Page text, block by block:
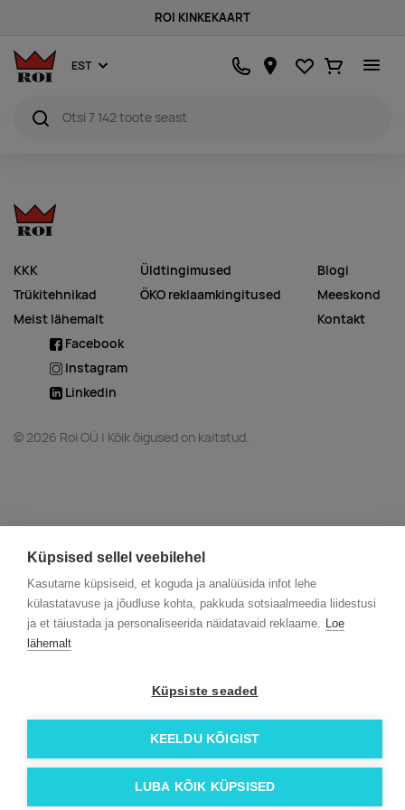
Küpsised sellel veebilehel
Kasutame küpsiseid, et koguda ja analüüsida infot lehe
külastatavuse ja jõudluse kohta, pakkuda sotsiaalmeedia liidestusi
ja et täiustada ja personaliseerida näidatavaid reklaame. Loe
lähemalt
Küpsiste seaded
KEELDU KÕIGIST
LUBA KÕIK KÜPSISED
ROI KINKEKAART
EST Lemmikud
Ostukorv
KKK
Trükitehnikad
Meist lähemalt
Üldtingimused
ÖKO reklaamkingitused
Blogi
Meeskond
Kontakt
Facebook
Instagram
Linkedin
© 2026 Roi OÜ | Kõik õigused on kaitstud.